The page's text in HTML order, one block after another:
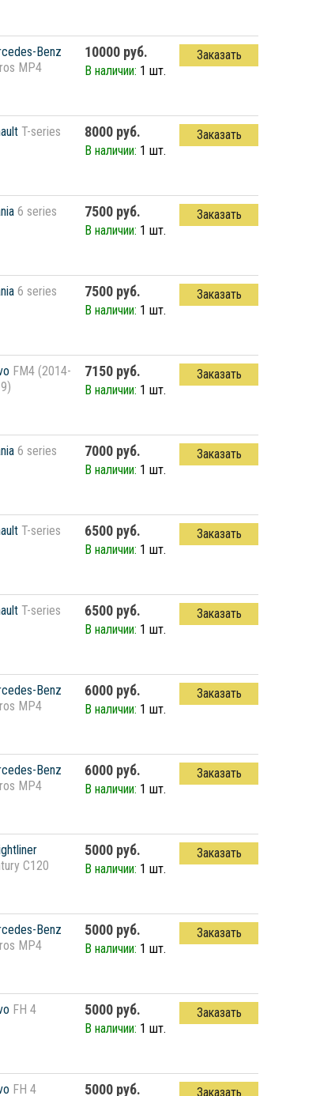
Benz
MP4
10000 руб.
В наличии: 1 шт.
Заказать
T-series 8000 руб.
В наличии: 1 шт.
Заказать
6 series 7500 руб.
В наличии: 1 шт.
Заказать
6 series 7500 руб.
В наличии: 1 шт.
Заказать
FM4 (2014-
7150 руб.
В наличии: 1 шт.
Заказать
6 series 7000 руб.
В наличии: 1 шт.
Заказать
T-series 6500 руб.
В наличии: 1 шт.
Заказать
T-series 6500 руб.
В наличии: 1 шт.
Заказать
Benz
MP4
6000 руб.
В наличии: 1 шт.
Заказать
Benz
MP4
6000 руб.
В наличии: 1 шт.
Заказать
C120
5000 руб.
В наличии: 1 шт.
Заказать
Benz
MP4
5000 руб.
В наличии: 1 шт.
Заказать
FH 4 5000 руб.
В наличии: 1 шт.
Заказать
FH 4 5000 руб. Заказать